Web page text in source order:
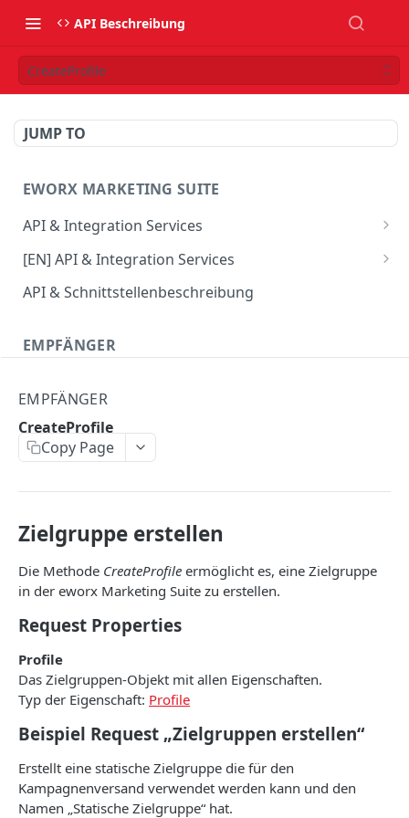
API Beschreibung
CreateProfile
JUMP TO
EWORX MARKETING SUITE
API & Integration Services
Verwendung des JSON Webservice
Verwendung des SOAP Webservice
CRM Connector
[EN] API & Integration Services
[EN] Using the JSON web service
[EN] API Update-Info
API & Schnittstellenbeschreibung
EMPFÄNGER
DeleteProfile
ExportSubscribersWithFormFields
GetBouncesOfSubscriber
GetEventsOfSubscriber
GetLastLinkClickOfSubscriber
GetLastOpeningOfSubscriber
GetLinkClicksOfSubscriber
GetOpeningsOfSubscriber
EMPFÄNGER
CreateProfile
Copy Page
Zielgruppe erstellen
Die Methode CreateProfile ermöglicht es, eine Zielgruppe
in der eworx Marketing Suite zu erstellen.
Request Properties
Profile
Das Zielgruppen-Objekt mit allen Eigenschaften.
Typ der Eigenschaft: Profile
Beispiel Request „Zielgruppen erstellen“
Erstellt eine statische Zielgruppe die für den
Kampagnenversand verwendet werden kann und den
Namen „Statische Zielgruppe“ hat.